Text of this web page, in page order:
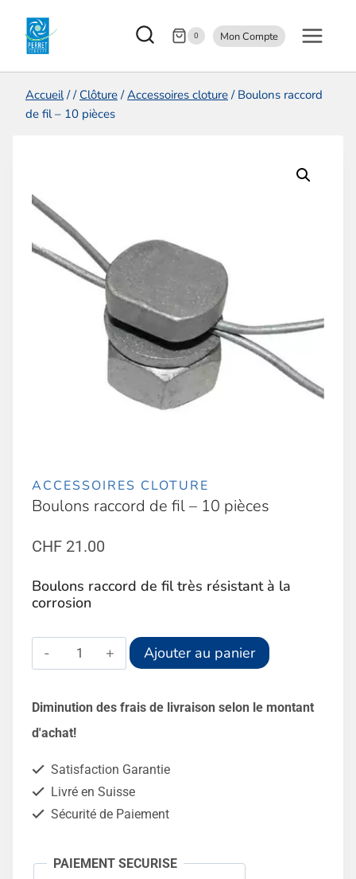
0 Mon Compte
Accueil / / Clôture / Accessoires cloture / Boulons raccord
de fil – 10 pièces
ACCESSOIRES CLOTURE
Boulons raccord de fil – 10 pièces
CHF 21.00
Boulons raccord de fil très résistant à la
corrosion
quantité
de
Boulons
raccord
fil
Ajouter au panier
Diminution des frais de livraison selon le montant
d'achat!
Satisfaction Garantie
Livré en Suisse
Sécurité de Paiement
PAIEMENT SECURISE